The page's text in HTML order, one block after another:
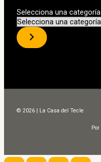
Selecciona una categoría
© 2026 | La Casa del Tecle
Por